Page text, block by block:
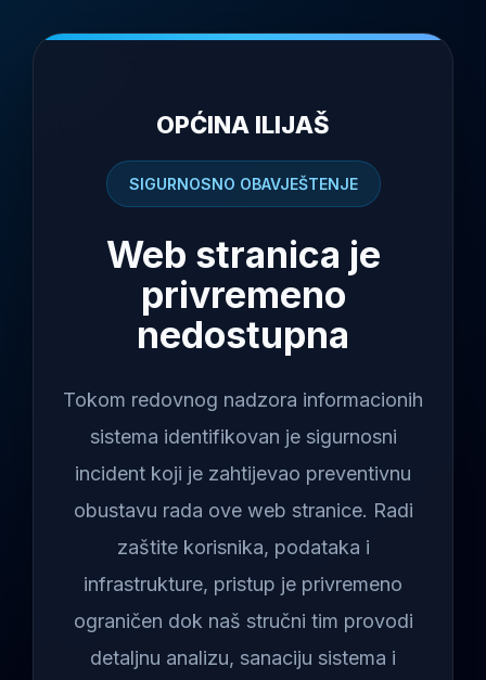
OPĆINA ILIJAŠ
SIGURNOSNO OBAVJEŠTENJE
Web stranica je
privremeno
nedostupna
Tokom redovnog nadzora informacionih
sistema identifikovan je sigurnosni
incident koji je zahtijevao preventivnu
obustavu rada ove web stranice. Radi
zaštite korisnika, podataka i
infrastrukture, pristup je privremeno
ograničen dok naš stručni tim provodi
detaljnu analizu, sanaciju sistema i